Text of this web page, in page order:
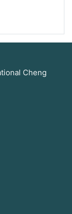
Cheng